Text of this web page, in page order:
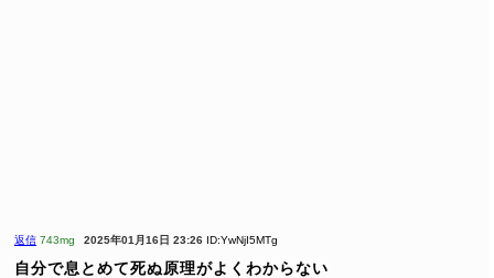
返信 743mg 2025年01月16日 23:26 ID:YwNjI5MTg
自分で息とめて死ぬ原理がよくわからない